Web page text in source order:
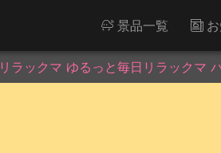
景品一覧
リラックマ ゆるっと毎日リラックマ